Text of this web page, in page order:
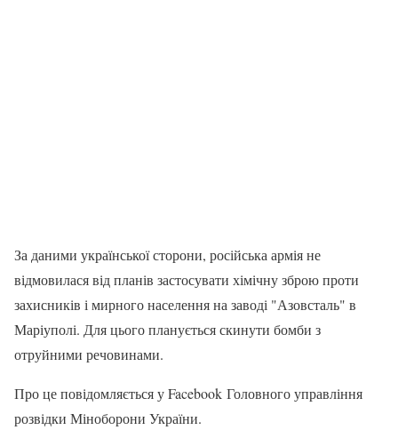
За даними української сторони, російська армія не
відмовилася від планів застосувати хімічну зброю проти
захисників і мирного населення на заводі "Азовсталь" в
Маріуполі. Для цього планується скинути бомби з
отруйними речовинами.
Про це повідомляється у Facebook Головного управління
розвідки Міноборони України.